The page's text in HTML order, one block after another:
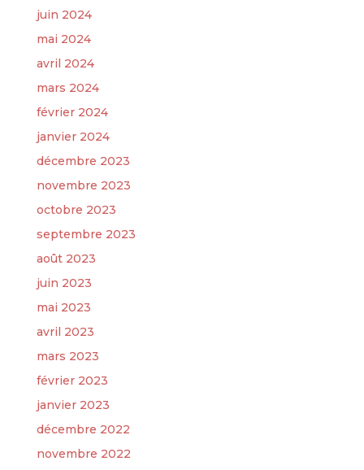
juin 2024
mai 2024
avril 2024
mars 2024
février 2024
janvier 2024
décembre 2023
novembre 2023
octobre 2023
septembre 2023
août 2023
juin 2023
mai 2023
avril 2023
mars 2023
février 2023
janvier 2023
décembre 2022
novembre 2022